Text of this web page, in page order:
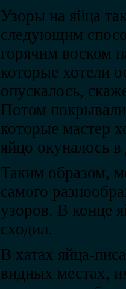
Узоры на яйца
следующим
горячим воском
которые хотели
опускалось,
Потом
которые мастер
яйцо окуналось
Таким образом,
самого
узоров. В конце
сходил.
В хатах яйца-
видных местах,